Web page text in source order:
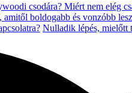
csodára? Miért nem elég
amitől boldogabb és vonzóbb
Nulladik lépés, mielőtt